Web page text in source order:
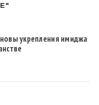
укрепления имиджа